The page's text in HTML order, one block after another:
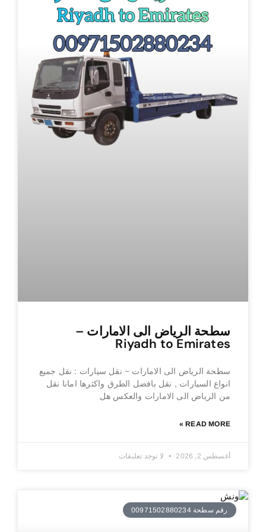
سطحة الرياض الى الامارات –
Riyadh to Emirates
سطحة الرياض الى الامارات ~ نقل سيارات : نقل جميع
انواع السيارات , نقل بافضل الطرق واكثرها امانا نقل
من الرياض الى الامارات والعكس هل
READ MORE »
أغسطس 2, 2026 لا توجد تعليقات
رقم سطحة 00971502880234